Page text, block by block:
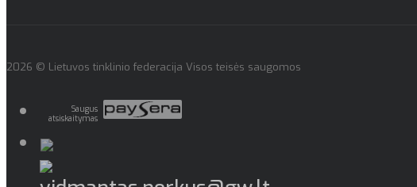
2026 © Lietuvos tinklinio federacija Visos teisės saugomos
Saugus
atsiskaitymas